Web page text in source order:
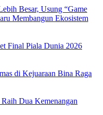
Besar, Usung “Game
Membangun Ekosistem
Final Piala Dunia 2026
di Kejuaraan Bina Raga
Dua Kemenangan